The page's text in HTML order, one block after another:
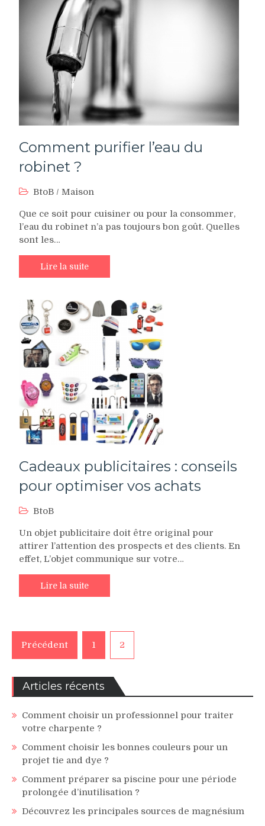
Comment purifier l’eau du
robinet ?
BtoB / Maison
Que ce soit pour cuisiner ou pour la consommer,
l’eau du robinet n’a pas toujours bon goût. Quelles
sont les…
Lire la suite
Cadeaux publicitaires : conseils
pour optimiser vos achats
BtoB
Un objet publicitaire doit être original pour
attirer l’attention des prospects et des clients. En
effet, L’objet communique sur votre…
Lire la suite
Pagination
des
publications
Précédent 1 2
Articles récents
Comment choisir un professionnel pour traiter
votre charpente ?
Comment choisir les bonnes couleurs pour un
projet tie and dye ?
Comment préparer sa piscine pour une période
prolongée d’inutilisation ?
Découvrez les principales sources de magnésium